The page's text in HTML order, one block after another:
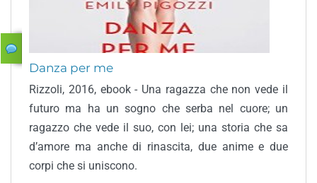
Danza per me
Rizzoli, 2016, ebook - Una ragazza che non vede il
futuro ma ha un sogno che serba nel cuore; un
ragazzo che vede il suo, con lei; una storia che sa
d’amore ma anche di rinascita, due anime e due
corpi che si uniscono.